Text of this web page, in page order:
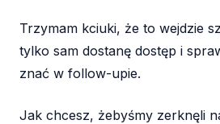
Trzymam kciuki, że to wejdzie
tylko sam dostanę dostęp i
znać w follow-upie.
Jak chcesz, żebyśmy zerknęli